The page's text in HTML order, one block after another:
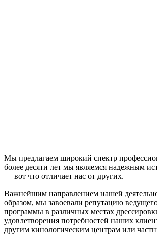
Мы предлагаем широкий спектр
более десяти лет мы являемся надежным
— вот что отличает нас от других.
Важнейшим направлением нашей
образом, мы завоевали репутацию
программы в различных местах
удовлетворения потребностей наших
другим кинологическим центрам или